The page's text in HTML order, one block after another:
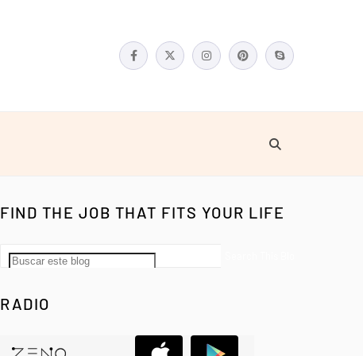
FIND THE JOB THAT FITS YOUR LIFE
RADIO